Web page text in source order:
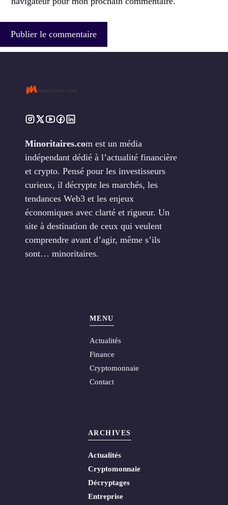
Minoritaires.com est un média
indépendant dédié à l’actualité financière
et crypto. Pensé pour les investisseurs
curieux, il décrypte les marchés, les
tendances Web3 et les enjeux
économiques avec clarté et rigueur. Un
site à destination de ceux qui veulent
comprendre avant d’agir, même s’ils
sont… minoritaires.
MENU
Actualités
Finance
Cryptomonnaie
Contact
ARCHIVES
Actualités
Cryptomonnaie
Décryptages
Entreprise